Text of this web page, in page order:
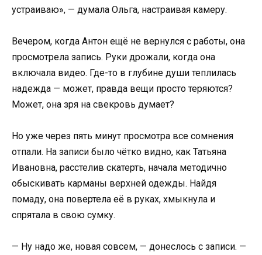
устраиваю», — думала Ольга, настраивая камеру.
Вечером, когда Антон ещё не вернулся с работы, она
просмотрела запись. Руки дрожали, когда она
включала видео. Где-то в глубине души теплилась
надежда — может, правда вещи просто теряются?
Может, она зря на свекровь думает?
Но уже через пять минут просмотра все сомнения
отпали. На записи было чётко видно, как Татьяна
Ивановна, расстелив скатерть, начала методично
обыскивать карманы верхней одежды. Найдя
помаду, она повертела её в руках, хмыкнула и
спрятала в свою сумку.
— Ну надо же, новая совсем, — донеслось с записи. —